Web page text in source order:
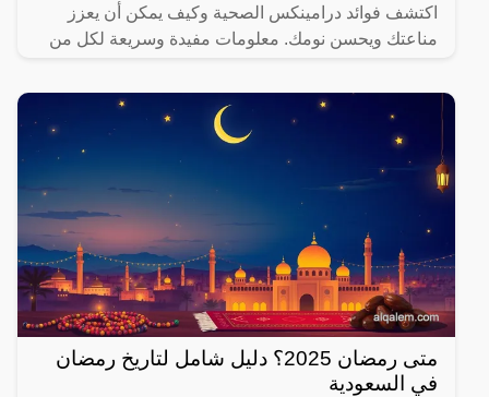
اكتشف فوائد درامينكس الصحية وكيف يمكن أن يعزز
مناعتك ويحسن نومك. معلومات مفيدة وسريعة لكل من
متى رمضان 2025؟ دليل شامل لتاريخ رمضان
في السعودية